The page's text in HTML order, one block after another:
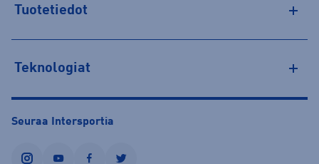
Tuotetiedot
Teknologiat
Seuraa Intersportia
instagramyoutubefacebooktwitter